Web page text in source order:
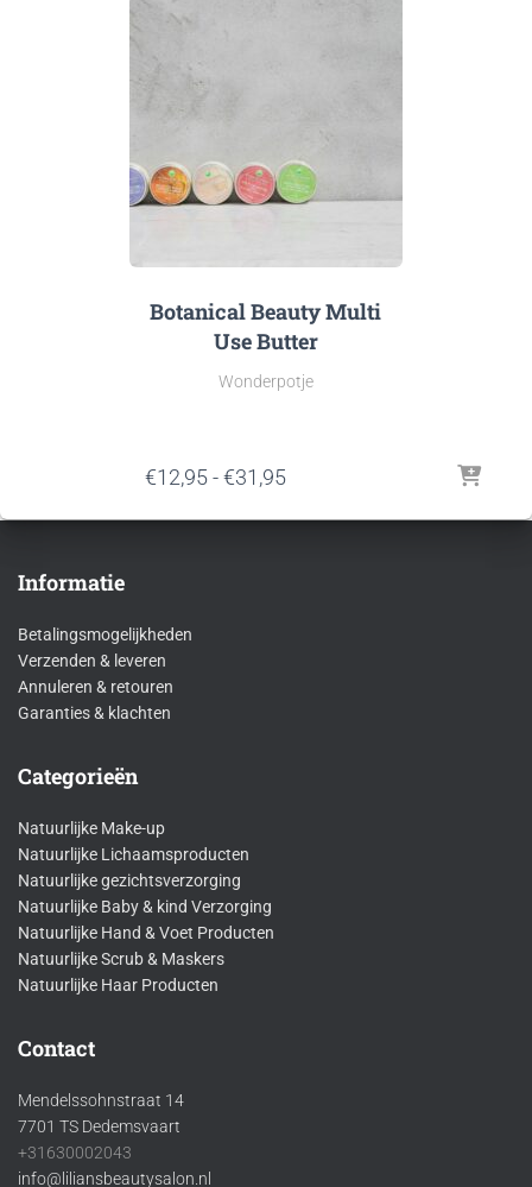
Botanical Beauty Multi
Use Butter
Wonderpotje
€12,95-€31,95Prijsklasse:
tot
Informatie
Betalingsmogelijkheden
Verzenden & leveren
Annuleren & retouren
Garanties & klachten
Categorieën
Natuurlijke Make-up
Natuurlijke Lichaamsproducten
Natuurlijke gezichtsverzorging
Natuurlijke Baby & kind Verzorging
Natuurlijke Hand & Voet Producten
Natuurlijke Scrub & Maskers
Natuurlijke Haar Producten
Contact
Mendelssohnstraat 14
7701 TS Dedemsvaart
+31630002043
info@liliansbeautysalon.nl